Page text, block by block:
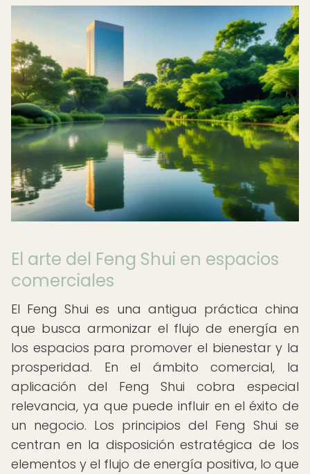
El arte del Feng Shui en espacios
comerciales
El Feng Shui es una antigua práctica china
que busca armonizar el flujo de energía en
los espacios para promover el bienestar y la
prosperidad. En el ámbito comercial, la
aplicación del Feng Shui cobra especial
relevancia, ya que puede influir en el éxito de
un negocio. Los principios del Feng Shui se
centran en la disposición estratégica de los
elementos y el flujo de energía positiva, lo que